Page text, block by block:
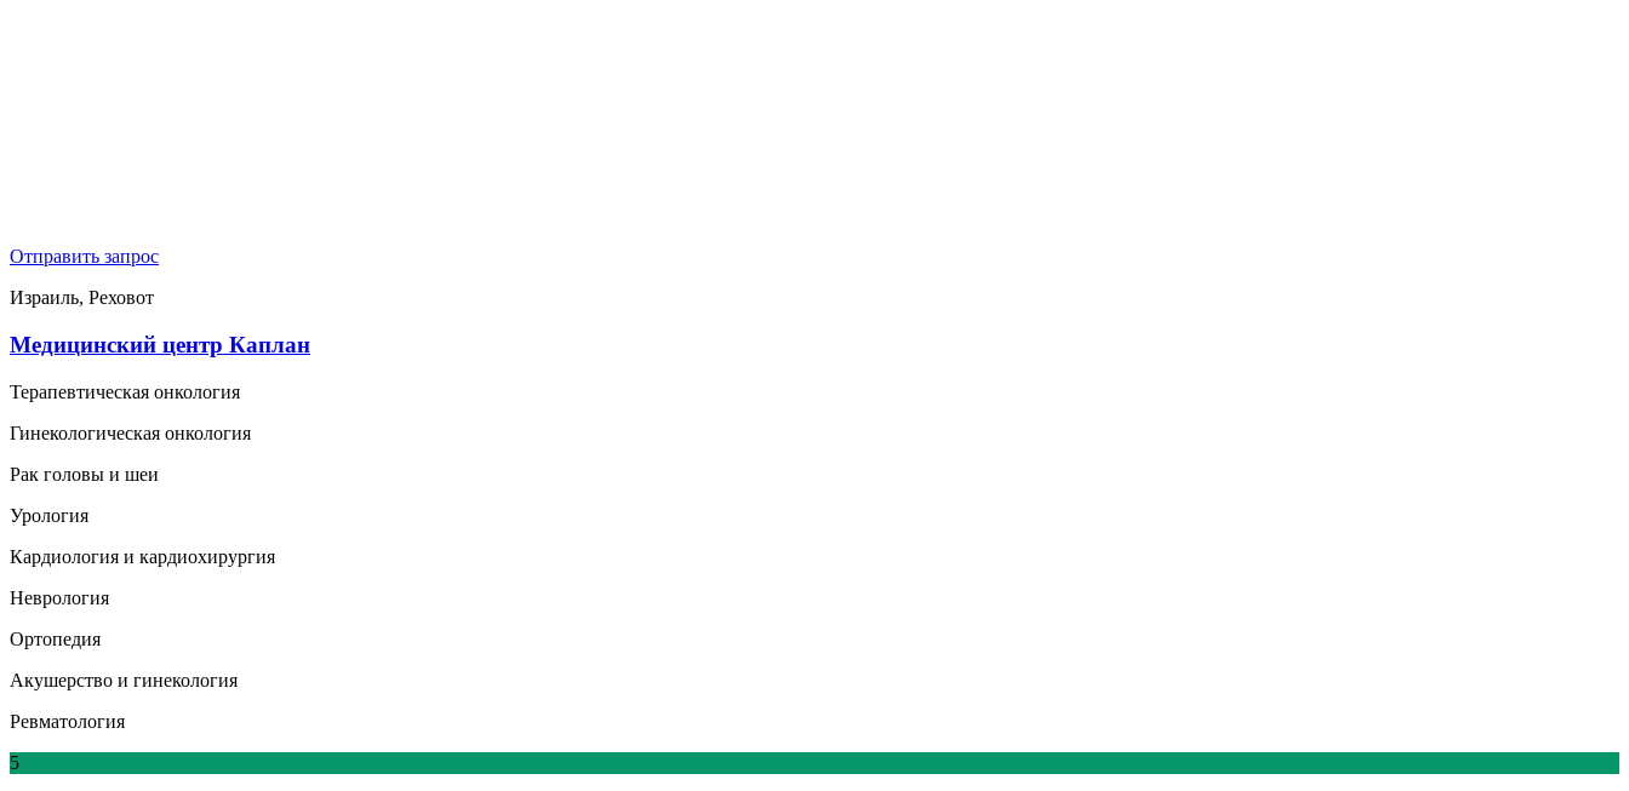
Отправить запрос
Израиль, Реховот
Медицинский центр Каплан
Терапевтическая онкология
Гинекологическая онкология
Рак головы и шеи
Урология
Кардиология и кардиохирургия
Неврология
Ортопедия
Акушерство и гинекология
Ревматология
5